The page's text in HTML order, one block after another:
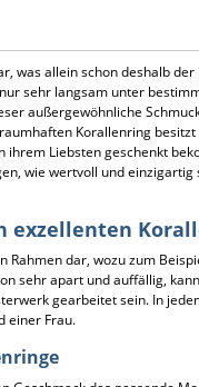
was allein schon deshalb
sehr langsam unter
außergewöhnliche
Korallenring
ihrem Liebsten geschenkt
wie wertvoll und einzigartig
exzellenten
Rahmen dar, wozu zum
sehr apart und auffällig,
gearbeitet sein. In
einer Frau.